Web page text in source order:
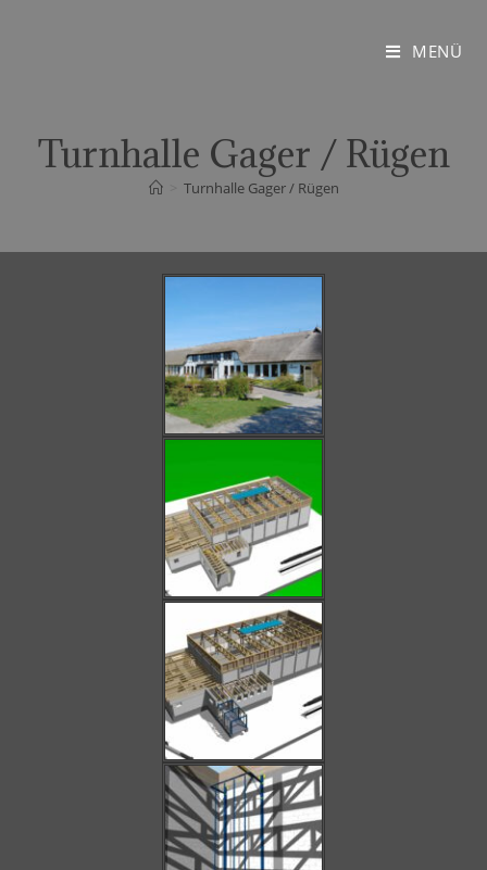
MENÜ
Turnhalle Gager / Rügen
Turnhalle Gager / Rügen